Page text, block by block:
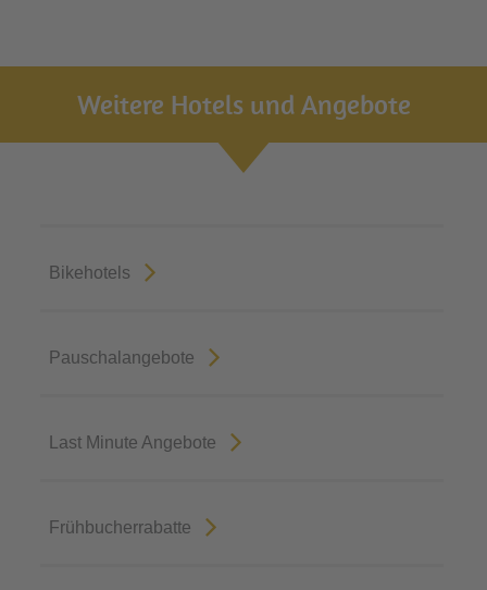
Weitere Hotels und Angebote
Bikehotels
Pauschalangebote
Last Minute Angebote
Frühbucherrabatte